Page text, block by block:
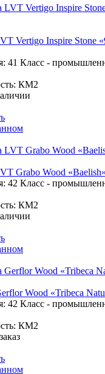
Vertigo Inspire Stone
41 Класс -
КМ2
Grabo Wood «Baelish»
42 Класс -
КМ2
Wood «Tribeca
42 Класс -
КМ2